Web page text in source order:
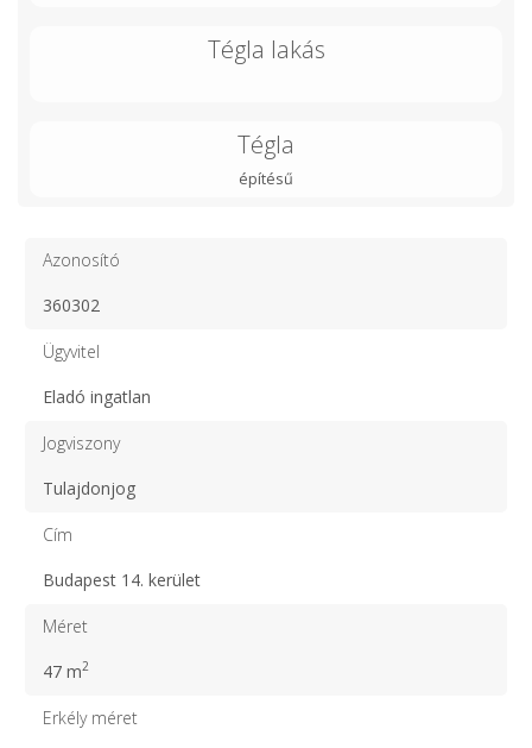
Tégla lakás
Tégla
építésű
Azonosító
360302
Ügyvitel
Eladó ingatlan
Jogviszony
Tulajdonjog
Cím
Budapest 14. kerület
Méret
47 m2
Erkély méret